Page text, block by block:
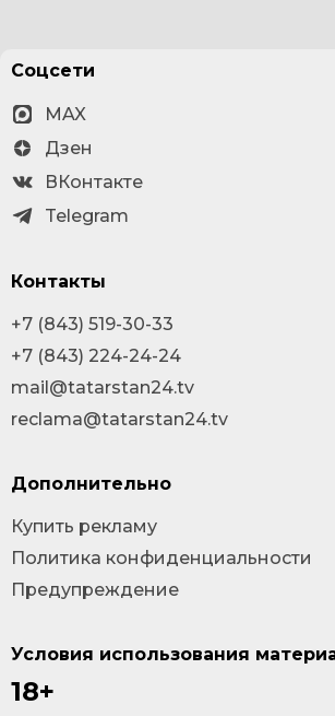
Условия использования
18+
Соцсети
MAX
Дзен
ВКонтакте
Telegram
Контакты
+7 (843) 519-30-33
+7 (843) 224-24-24
mail@tatarstan24.tv
reclama@tatarstan24.tv
Дополнительно
Купить рекламу
Политика конфиденциальности
Предупреждение